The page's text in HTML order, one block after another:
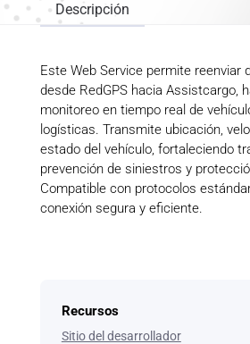
Descripción
Este Web Service permite reenviar
desde RedGPS hacia Assistcargo,
monitoreo en tiempo real de
logísticas. Transmite ubicación,
estado del vehículo, fortaleciendo
prevención de siniestros y
Compatible con protocolos
conexión segura y eficiente.
Recursos
Sitio del desarrollador